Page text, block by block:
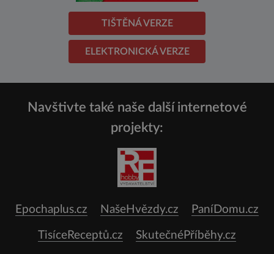
TIŠTĚNÁ VERZE
ELEKTRONICKÁ VERZE
Navštivte také naše další internetové
projekty:
Epochaplus.cz NašeHvězdy.cz PaníDomu.cz
TisíceReceptů.cz SkutečnéPříběhy.cz